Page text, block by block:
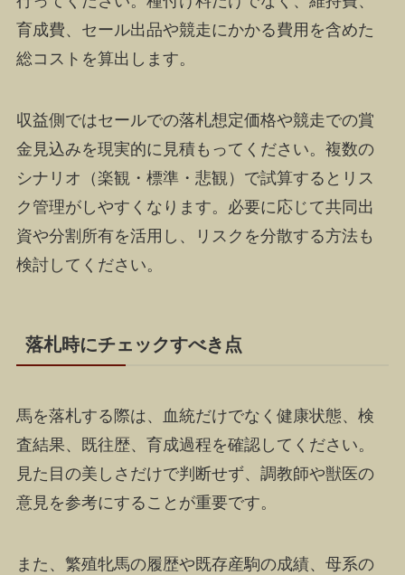
育成費、セール出品や競走にかかる費用を含めた
総コストを算出します。
収益側ではセールでの落札想定価格や競走での賞
金見込みを現実的に見積もってください。複数の
シナリオ（楽観・標準・悲観）で試算するとリス
ク管理がしやすくなります。必要に応じて共同出
資や分割所有を活用し、リスクを分散する方法も
検討してください。
落札時にチェックすべき点
馬を落札する際は、血統だけでなく健康状態、検
査結果、既往歴、育成過程を確認してください。
見た目の美しさだけで判断せず、調教師や獣医の
意見を参考にすることが重要です。
また、繁殖牝馬の履歴や既存産駒の成績、母系の